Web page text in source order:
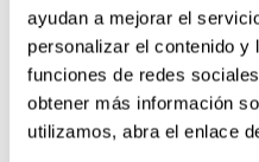
ayudan a mejorar el
personalizar el contenido y
funciones de redes
obtener más información
utilizamos, abra el enlace
sin stock
Molde Brilliance Bundt de
Nordic Ware